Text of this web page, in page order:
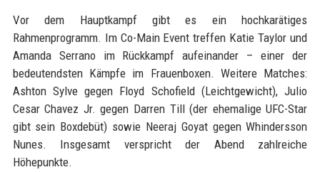
Vor dem Hauptkampf gibt es ein hochkarätiges
Rahmenprogramm. Im Co-Main Event treffen Katie Taylor und
Amanda Serrano im Rückkampf aufeinander – einer der
bedeutendsten Kämpfe im Frauenboxen. Weitere Matches:
Ashton Sylve gegen Floyd Schofield (Leichtgewicht), Julio
Cesar Chavez Jr. gegen Darren Till (der ehemalige UFC-Star
gibt sein Boxdebüt) sowie Neeraj Goyat gegen Whindersson
Nunes. Insgesamt verspricht der Abend zahlreiche
Höhepunkte.